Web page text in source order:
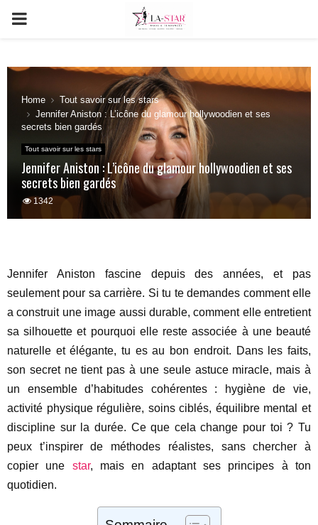
PRIMARY
Home
Tout savoir sur les stars
Jennifer Aniston : L’icône du glamour hollywoodien et ses
secrets bien gardés
Tout savoir sur les stars
Jennifer Aniston : L’icône du glamour hollywoodien et ses
secrets bien gardés
1342
Jennifer Aniston fascine depuis des années, et pas
seulement pour sa carrière. Si tu te demandes comment elle
a construit une image aussi durable, comment elle entretient
sa silhouette et pourquoi elle reste associée à une beauté
naturelle et élégante, tu es au bon endroit. Dans les faits,
son secret ne tient pas à une seule astuce miracle, mais à
un ensemble d’habitudes cohérentes : hygiène de vie,
activité physique régulière, soins ciblés, équilibre mental et
discipline sur la durée. Ce que cela change pour toi ? Tu
peux t’inspirer de méthodes réalistes, sans chercher à
copier une star, mais en adaptant ses principes à ton
quotidien.